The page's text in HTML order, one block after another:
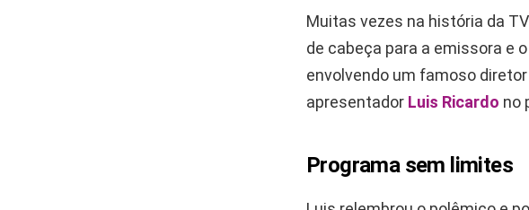
Muitas vezes na história da
de cabeça para a emissora e
envolvendo um famoso
apresentador Luis Ricardo no
Programa sem limites